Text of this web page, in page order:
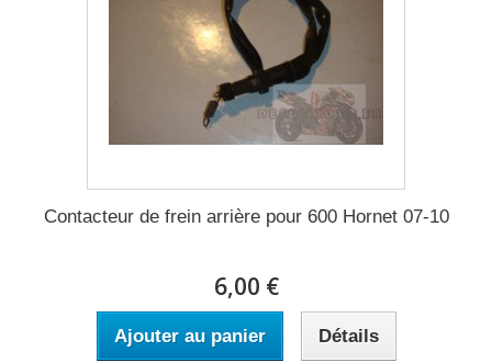
Contacteur de frein arrière pour 600 Hornet 07-10
6,00 €
Ajouter au panier Détails